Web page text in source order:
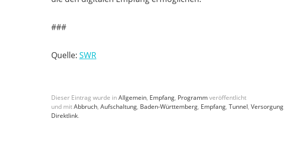
###
Quelle: SWR
Dieser Eintrag wurde inAllgemein, Empfang, Programmveröffentlicht
und mitAbbruch, Aufschaltung, Baden-Württemberg, Empfang, Tunnel, Versorgung
Direktlink.